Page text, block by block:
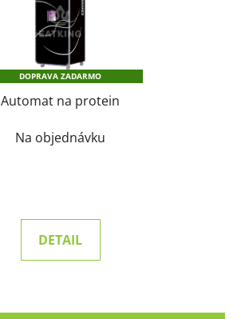
DOPRAVA ZADARMO
Automat na protein
Na objednávku
DETAIL